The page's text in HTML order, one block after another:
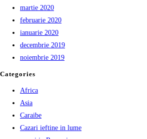
martie 2020
februarie 2020
ianuarie 2020
decembrie 2019
noiembrie 2019
Categories
Africa
Asia
Caraibe
Cazari ieftine in lume